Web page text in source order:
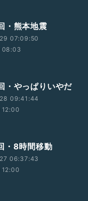
・熊本地震
07:09:50
08:03
・やっぱりいやだ
09:41:44
12:00
・8時間移動
06:37:43
12:00